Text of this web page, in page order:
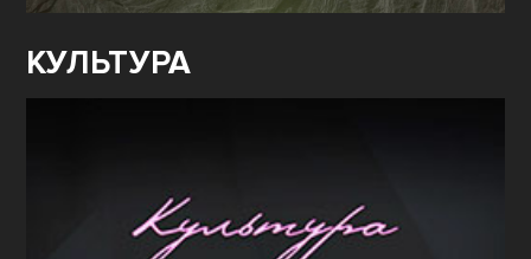
КУЛЬТУРА